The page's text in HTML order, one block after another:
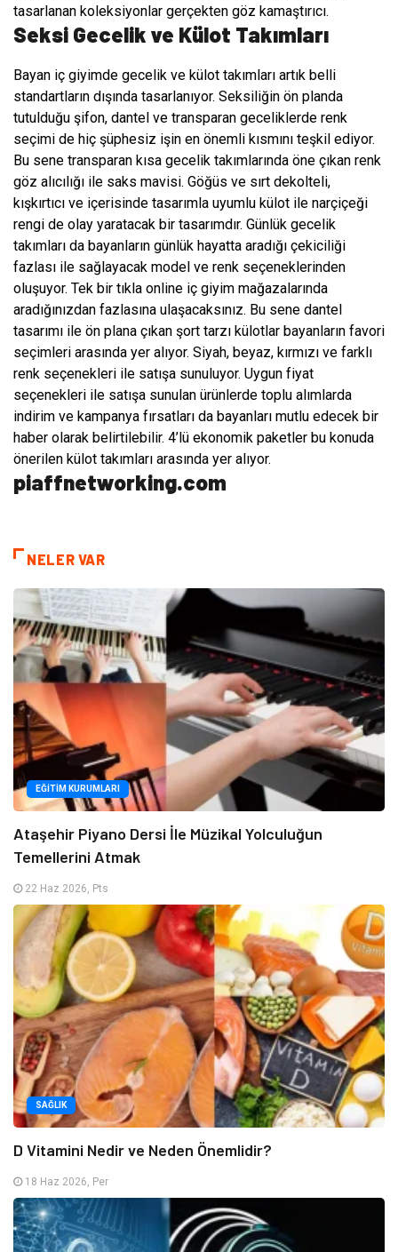
tasarlanan koleksiyonlar gerçekten göz kamaştırıcı.
Seksi Gecelik ve Külot Takımları
Bayan iç giyimde gecelik ve külot takımları artık belli
standartların dışında tasarlanıyor. Seksiliğin ön planda
tutulduğu şifon, dantel ve transparan geceliklerde renk
seçimi de hiç şüphesiz işin en önemli kısmını teşkil ediyor.
Bu sene transparan kısa gecelik takımlarında öne çıkan renk
göz alıcılığı ile saks mavisi. Göğüs ve sırt dekolteli,
kışkırtıcı ve içerisinde tasarımla uyumlu külot ile narçiçeği
rengi de olay yaratacak bir tasarımdır. Günlük gecelik
takımları da bayanların günlük hayatta aradığı çekiciliği
fazlası ile sağlayacak model ve renk seçeneklerinden
oluşuyor. Tek bir tıkla online iç giyim mağazalarında
aradığınızdan fazlasına ulaşacaksınız. Bu sene dantel
tasarımı ile ön plana çıkan şort tarzı külotlar bayanların favori
seçimleri arasında yer alıyor. Siyah, beyaz, kırmızı ve farklı
renk seçenekleri ile satışa sunuluyor. Uygun fiyat
seçenekleri ile satışa sunulan ürünlerde toplu alımlarda
indirim ve kampanya fırsatları da bayanları mutlu edecek bir
haber olarak belirtilebilir. 4’lü ekonomik paketler bu konuda
önerilen külot takımları arasında yer alıyor.
piaffnetworking.com
NELER VAR
EĞITIM KURUMLARI
Ataşehir Piyano Dersi İle Müzikal Yolculuğun
Temellerini Atmak
22 Haz 2026, Pts
SAĞLIK
D Vitamini Nedir ve Neden Önemlidir?
18 Haz 2026, Per